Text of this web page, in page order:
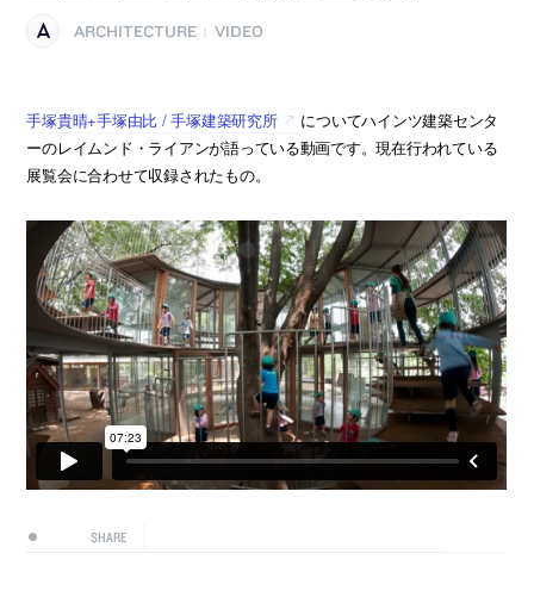
ARCHITECTURE VIDEO
手塚貴晴+手塚由比 / 手塚建築研究所
についてハインツ建築センタ
ーのレイムンド・ライアンが語っている動画です。現在行われている
展覧会に合わせて収録されたもの。
SHARE